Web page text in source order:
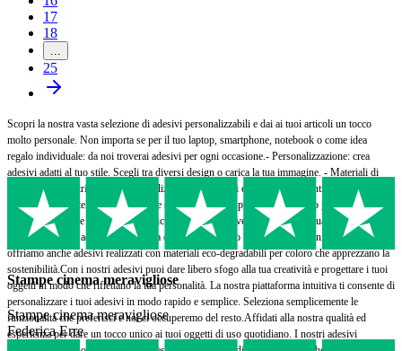
17
18
25
Scopri la nostra vasta selezione di adesivi personalizzabili e dai ai tuoi articoli un tocco
molto personale. Non importa se per il tuo laptop, smartphone, notebook o come idea
regalo individuale: da noi troverai adesivi per ogni occasione.- Personalizzazione: crea
adesivi adatti al tuo stile. Scegli tra diversi design o carica la tua immagine. - Materiali di
alta qualità: i nostri adesivi sono realizzati con materiali durevoli e resistenti alle intemperie,
così potrai goderteli a lungo. - Facile da applicare: il supporto autoadesivo garantisce una
facile installazione su tutte le superfici lisce. - Formati versatili: rotondi, quadrati o di forma
speciale: disegna adesivi nella forma che si adatta al tuo progetto. - Opzioni ecologiche:
offriamo anche adesivi realizzati con materiali eco-degradabili per coloro che apprezzano la
sostenibilità.Con i nostri adesivi puoi dare libero sfogo alla tua creatività e progettare i tuoi
oggetti in modo che riflettano la tua personalità. La nostra piattaforma intuitiva ti consente di
personalizzare i tuoi adesivi in ​​modo rapido e semplice. Seleziona semplicemente le
funzionalità che preferisci e noi ci occuperemo del resto.Affidati alla nostra qualità ed
esperienza per dare un tocco unico ai tuoi oggetti di uso quotidiano. I nostri adesivi
Stampe cinema meravigliose
Stampe cinema meravigliose
Federica Erre